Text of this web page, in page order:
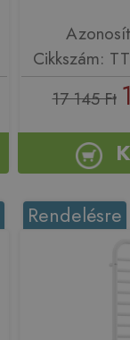
Cikkszám:
17 145 Ft
Rendelésre